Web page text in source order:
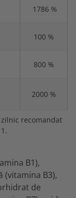
1786 %
100 %
800 %
2000 %
recomandat
B1),
(vitamina B3),
de